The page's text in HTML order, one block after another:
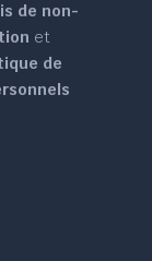
de non-
et
de